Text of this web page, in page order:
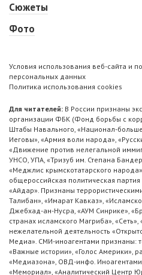
Сюжеты
Фото
Условия использования веб-сайта и
персональных данных
Политика использования cookies
Для читателей: В России признаны
организации ФБК (Фонд борьбы с
Штабы Навального, «Национал-
Иеговы», «Армия воли народа»,
«Движение против нелегальной
УНСО, УПА, «Тризуб им. Степана
«Меджлис крымскотатарского
общероссийская политическая
«Айдар». Признаны
Талибан», «Имарат Кавказ»,
Джебхад-ан-Нусра, «АУМ Синрике»,
странах исламского Магриба»,
нежелательной деятельность
Медиа». СМИ-иноагентами признаны:
«Важные истории», «Голос Америки»,
«Медиазона», ОВД-инфо.
«Мемориал», «Аналитический Центр